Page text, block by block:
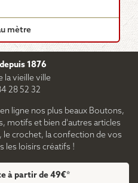
mètre
1876
la vieille ville
28 52 32
ligne nos plus beaux Boutons,
motifs et bien d'autres articles
crochet, la confection de vos
les loisirs créatifs !
à partir de 49€*